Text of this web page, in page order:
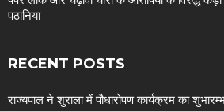
पठानिया
RECENT POSTS
राज्यपाल ने शुराला में पौधारोपण कार्यक्रम का